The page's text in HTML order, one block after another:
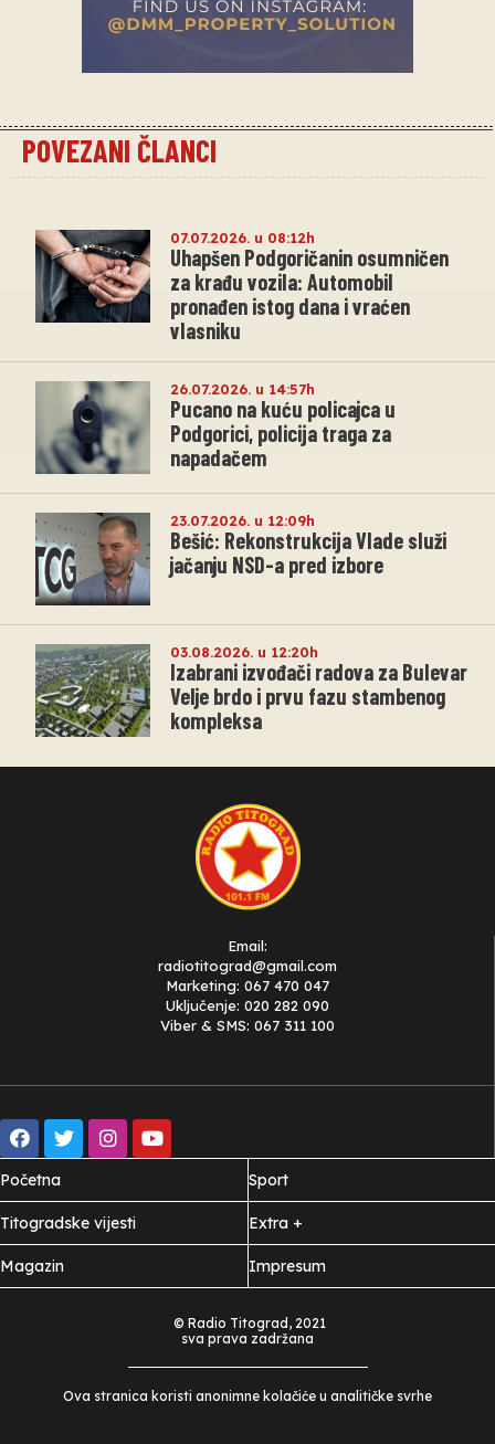
POVEZANI ČLANCI
07.07.2026. u 08:12h
Uhapšen Podgoričanin osumničen
za krađu vozila: Automobil
pronađen istog dana i vraćen
vlasniku
26.07.2026. u 14:57h
Pucano na kuću policajca u
Podgorici, policija traga za
napadačem
23.07.2026. u 12:09h
Bešić: Rekonstrukcija Vlade služi
jačanju NSD-a pred izbore
03.08.2026. u 12:20h
Izabrani izvođači radova za Bulevar
Velje brdo i prvu fazu stambenog
kompleksa
Email:
radiotitograd@gmail.com
Marketing: 067 470 047
Uključenje: 020 282 090
Viber & SMS: 067 311 100
Početna
Titogradske vijesti
Magazin
Sport
Extra +
Impresum
© Radio Titograd, 2021
sva prava zadržana
Ova stranica koristi anonimne kolačiće u analitičke svrhe